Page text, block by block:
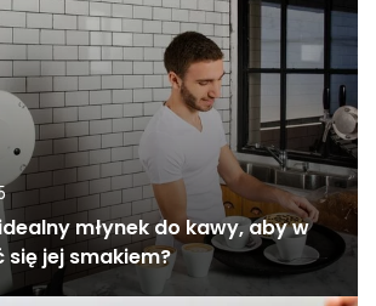
młynek do kawy, aby w
się jej smakiem?